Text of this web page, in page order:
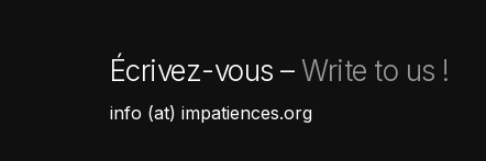
Écrivez-vous –Write to us !
info (at) impatiences.org